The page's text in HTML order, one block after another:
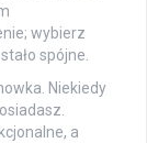
wybierz
spójne.
Niekiedy
a